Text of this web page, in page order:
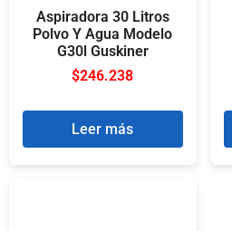
Aspiradora 30 Litros
Polvo Y Agua Modelo
G30l Guskiner
$246.238
Leer más